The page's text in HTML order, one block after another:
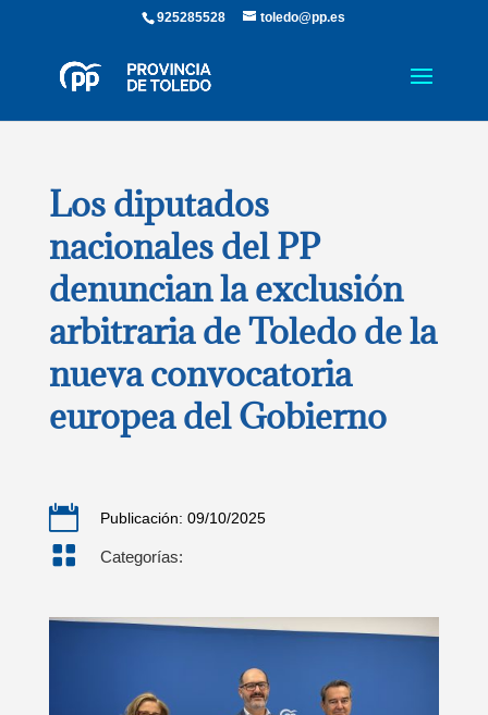
925285528 toledo@pp.es
Los diputados
nacionales del PP
denuncian la exclusión
arbitraria de Toledo de la
nueva convocatoria
europea del Gobierno
 Publicación: 09/10/2025
 Categorías: